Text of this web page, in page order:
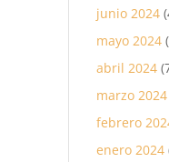
junio 2024
mayo 2024
abril 2024
marzo 2024
febrero
enero 2024